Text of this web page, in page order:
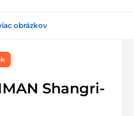
obrázkov
Shangri-